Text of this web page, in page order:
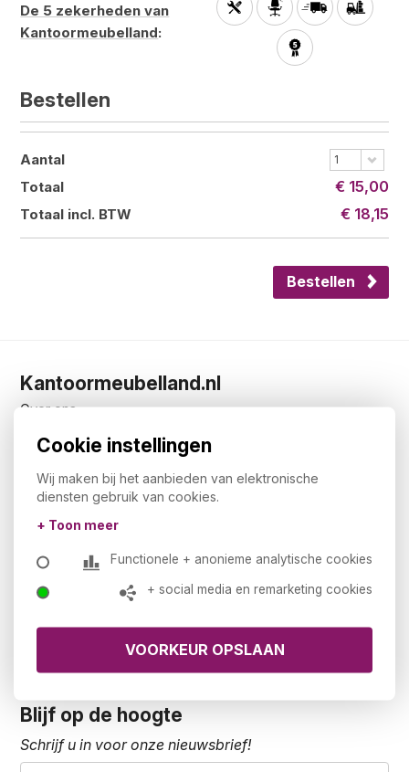
De 5 zekerheden van
Kantoormeubelland:
Bestellen
Aantal 1
Totaal € 15,00
Totaal incl. BTW € 18,15
Bestellen
Kantoormeubelland.nl
Over ons
De 5 zekerheden van Kantoormeubelland
Privacy statement
Ons assortiment
Voorraad
NEN-EN 1335 en NPR 1813
Klantenservice
Werkbladkleuren
Veelgestelde vragen
Contact
Blijf op de hoogte
Schrijf u in voor onze nieuwsbrief!
Cookie instellingen
Wij maken bij het aanbieden van elektronische
diensten gebruik van cookies.
+ Toon meer
Functionele + anonieme analytische cookies
+ social media en remarketing cookies